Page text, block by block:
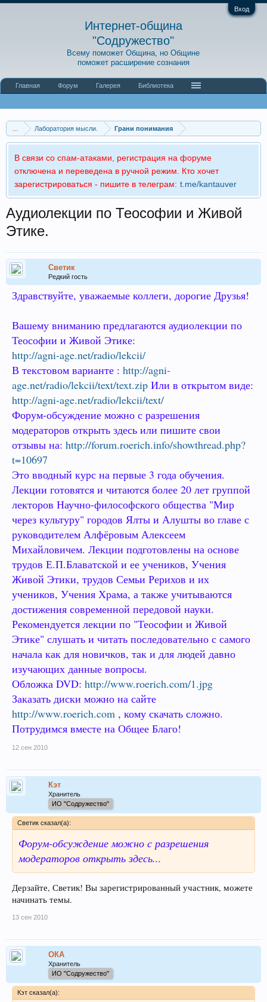
Вход
Интернет-община
"Содружество"
Всему поможет Община, но Общине
поможет расширение сознания
Лаборатория мысли. Грани понимания
В связи со спам-атаками, регистрация на форуме
отключена и переведена в ручной режим. Кто хочет
зарегистрироваться - пишите в телеграм: t.me/kantauver
Аудиолекции по Теософии и Живой
Этике.
Светик
Редкий гость
Здравствуйте, уважаемые коллеги, дорогие Друзья!
Вашему вниманию предлагаются аудиолекции по
Теософии и Живой Этике:
http://agni-age.net/radio/lekcii/
В текстовом варианте : http://agni-
age.net/radio/lekcii/text/text.zip Или в открытом виде:
http://agni-age.net/radio/lekcii/text/
Форум-обсуждение можно с разрешения
модераторов открыть здесь или пишите свои
отзывы на: http://forum.roerich.info/showthread.php?
t=10697
Это вводный курс на первые 3 года обучения.
Лекции готовятся и читаются более 20 лет группой
лекторов Научно-философского общества "Мир
через культуру" городов Ялты и Алушты во главе с
руководителем Алфёровым Алексеем
Михайловичем. Лекции подготовлены на основе
трудов Е.П.Блаватской и ее учеников, Учения
Живой Этики, трудов Семьи Рерихов и их
учеников, Учения Храма, а также учитываются
достижения современной передовой науки.
Рекомендуется лекции по "Теософии и Живой
Этике" слушать и читать последовательно с самого
начала как для новичков, так и для людей давно
изучающих данные вопросы.
Обложка DVD: http://www.roerich.com/1.jpg
Заказать диски можно на сайте
http://www.roerich.com , кому скачать сложно.
Потрудимся вместе на Общее Благо!
12 сен 2010
Кэт
Хранитель
ИО "Содружество"
Светик сказал(а):
Форум-обсуждение можно с разрешения
модераторов открыть здесь...
Дерзайте, Светик! Вы зарегистрированный участник, можете
начинать темы.
13 сен 2010
ОКА
Хранитель
ИО "Содружество"
Кэт сказал(а):
Главная Форум Галерея Библиотека